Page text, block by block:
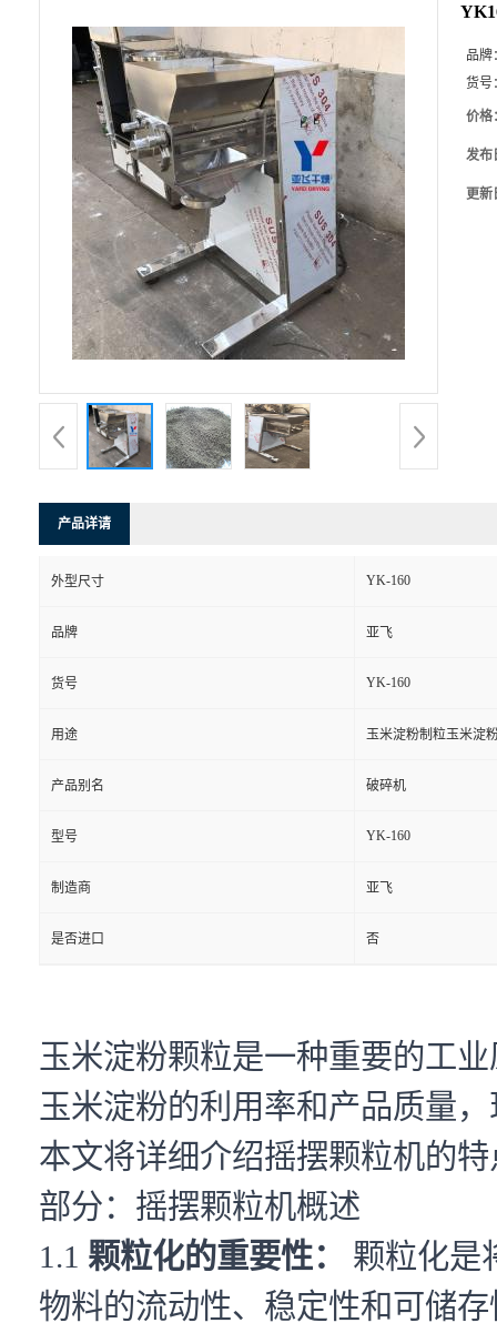
品牌
货号
价格
发布
更新
产品详请
外型尺寸 YK-160
品牌 亚飞
货号 YK-160
用途 玉米淀粉制粒玉米淀
产品别名 破碎机
型号 YK-160
制造商 亚飞
是否进口 否
玉米淀粉颗粒是一种重要的工
玉米淀粉的利用率和产品质量
本文将详细介绍摇摆颗粒机的
部分：摇摆颗粒机概述
1.1 颗粒化的重要性：
颗粒化是
物料的流动性、稳定性和可储